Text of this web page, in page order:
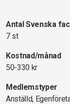
Antal Svenska
7 st
Kostnad/månad
50-330 kr
Medlemstyper
Anställd,